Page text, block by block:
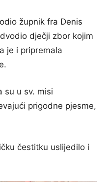
župnik fra Denis
dječji zbor kojim
je i pripremala
su u sv. misi
prigodne pjesme,
čestitku uslijedilo i